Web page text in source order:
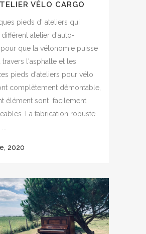
VÉLO CARGO
pieds d' ateliers qui
atelier d'auto-
que la vélonomie puisse
travers l'asphalte et les
pieds d'ateliers pour vélo
complètement démontable,
élément sont facilement
La fabrication robuste
2020